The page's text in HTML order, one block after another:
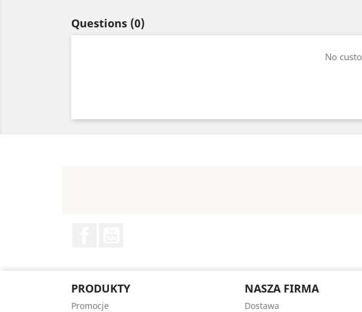
Questions (0)
No
PRODUKTY
Promocje
NASZA FIRMA
Dostawa